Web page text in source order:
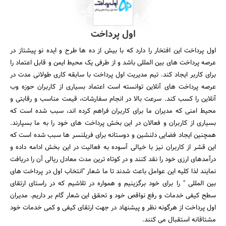
اول پرداخت
اول پرداخت این افتخار را دارد که با بیش از ده ها طرح و ایده نو پیشتاز در
عرصه پرداخت های بین المللی باشد و از طرفی یک محیط ایمن و قابل اعتماد را
برای کاربر ایجاد کند. تیم مدیریت اول پرداخت با سابقه کاری طولانی مدت در
عرصه پرداخت های آنلاین توانسته است اعتماد بسیاری از کاربران حوزه وب
آنلاین را کسب کند. سرعت بالا در انجام سفارشات، قیمت مناسب و رقابتی و
محیط امنی که مدیران ما برای کاربران فراهم کرده اند، سبب شده است که
بسیاری از کاربران و فعالان در این بخش پرداخت های خود را به ما بسپارند.
همچنین ایجاد فضایی دلنشین و دوستانه برای فریلنسر ها سبب شده است که
این قشر از کاربران نیز با خیالی آسوده به فعالیت در این بخش ادامه داده و
درآمدهای ارزی خود را نقد کنند و در کوتاه ترین مدت معادل ریالی آن را دریافت
نمایند لذا کلیه این عوامل باعث شدند تا ما شعار "انتخاب اول در پرداخت های
بین المللی " را برای خود برگزینیم و همواره در تلاشیم که در راستای ارتقای
سطح کیفی خدمات و رفع نواقص خود و تحقق این شعار گام بر داریم. مدیران
اول پرداخت از هرگونه نظر و پیشنهاد در جهت ارتقای کیفی و کمی خدمات خود
مشتاقانه استقبال می کنند.